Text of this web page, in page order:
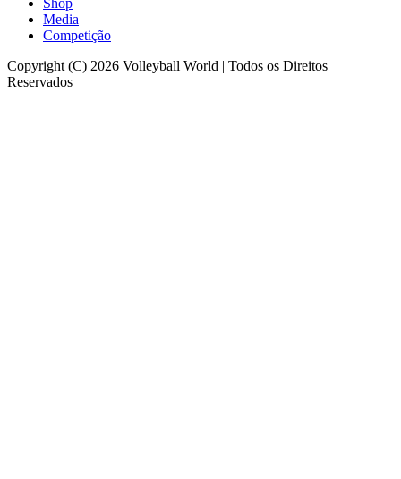
Media
Competição
Copyright (C) 2026 Volleyball World | Todos os Direitos
Reservados